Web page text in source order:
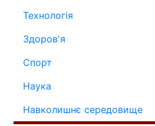
Технологія
Здоров'я
Спорт
Наука
Навколишнє середовище